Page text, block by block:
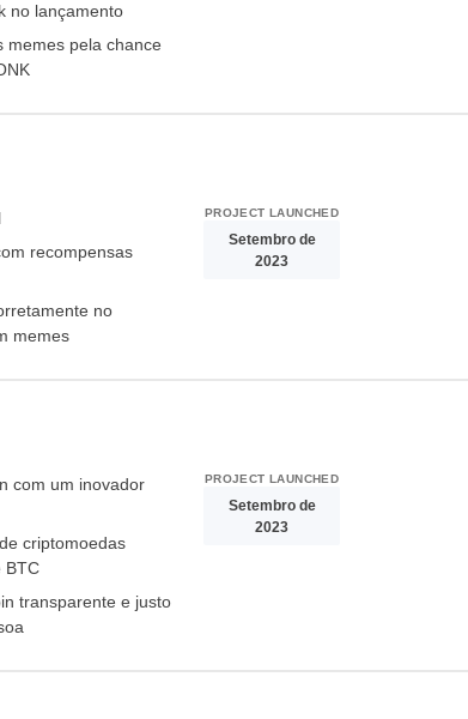
UAE Arabic
Bulgaria
Brazil
no lançamento
memes pela chance
recompensas
no
memes
PROJECT LAUNCHED
Setembro de
2023
com um inovador
criptomoedas
BTC
transparente e justo
PROJECT LAUNCHED
Setembro de
2023